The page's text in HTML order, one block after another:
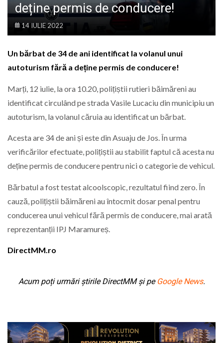
deține permis de conducere!
14 IULIE 2022
Un bărbat de 34 de ani identificat la volanul unui
autoturism fără a deține permis de conducere!
Marți, 12 iulie, la ora 10.20, polițiștii rutieri băimăreni au
identificat circulând pe strada Vasile Lucaciu din municipiu un
autoturism, la volanul căruia au identificat un bărbat.
Acesta are 34 de ani și este din Asuaju de Jos. În urma
verificărilor efectuate, polițiștii au stabilit faptul că acesta nu
deține permis de conducere pentru nici o categorie de vehicul.
Bărbatul a fost testat alcoolscopic, rezultatul fiind zero. În
cauză, polițiștii băimăreni au întocmit dosar penal pentru
conducerea unui vehicul fără permis de conducere, mai arată
reprezentanții IPJ Maramureș.
DirectMM.ro
Acum poți urmări știrile DirectMM și pe Google News.